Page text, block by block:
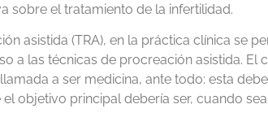
sobre el tratamiento de la infertilidad.
asistida (TRA), en la práctica clínica se
a las técnicas de procreación asistida. El
a ser medicina, ante todo: esta
objetivo principal debería ser, cuando